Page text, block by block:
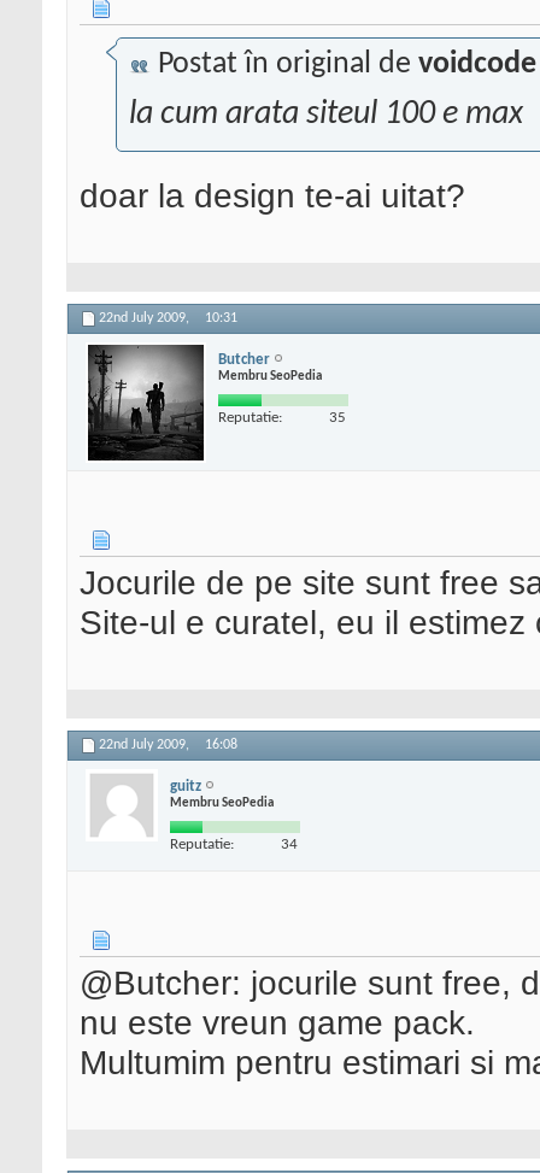
Postat în original de voidcode
la cum arata siteul 100 e max
doar la design te-ai uitat?
22nd July 2009, 10:31
Butcher
Membru SeoPedia
Reputatie: 35
Jocurile de pe site sunt free
Site-ul e curatel, eu il
22nd July 2009, 16:08
guitz
Membru SeoPedia
Reputatie: 34
@Butcher: jocurile sunt free,
nu este vreun game pack.
Multumim pentru estimari si